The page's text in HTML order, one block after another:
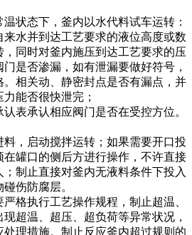
状态下，釜内以水代料试车运转：
水并到达工艺要求的液位高度或数
同时对釜内施压到达工艺要求的压
是否渗漏，如有泄漏要做好符号，
相关动、静密封点是否有漏点，并
能否很快泄完；
表承认相应阀门是否在受控方位。
料，启动搅拌运转；如果需要开口投
罐口的侧后方进行操作，不许直接
制止直接对釜内无液料条件下投入
伤防腐层。
格执行工艺操作规程，制止超温、
超温、超压、超负荷等异常状况，
理措施。制止反应釜内超过规则的